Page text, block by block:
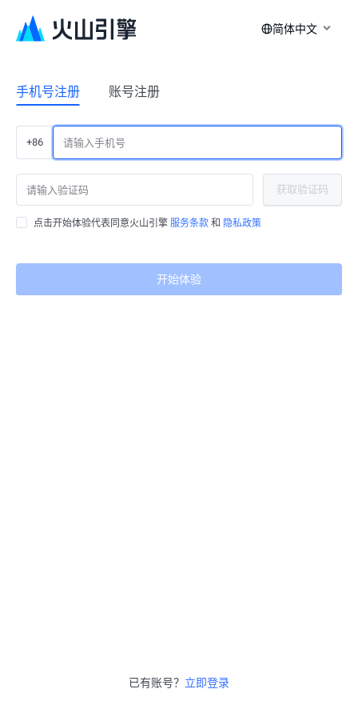
简体中文
手机号注册 账号注册
+86
获取验证码
点击开始体验代表同意火山引擎 服务条款 和 隐私政策
开始体验
已有账号？ 立即登录